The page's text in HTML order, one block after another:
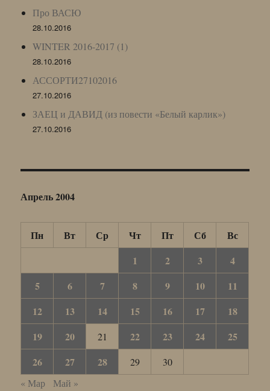
Про ВАСЮ
28.10.2016
WINTER 2016-2017 (1)
28.10.2016
АССОРТИ27102016
27.10.2016
ЗАЕЦ и ДАВИД (из повести «Белый карлик»)
27.10.2016
Апрель 2004
Пн Вт Ср Чт Пт Сб
Вс
1
2 3
4
5
6 7 8 9 10
11
12
13 14 15 16 17
18
19
20 21 22 23 24
25
26
27 28 29
30
« Мар
Май »